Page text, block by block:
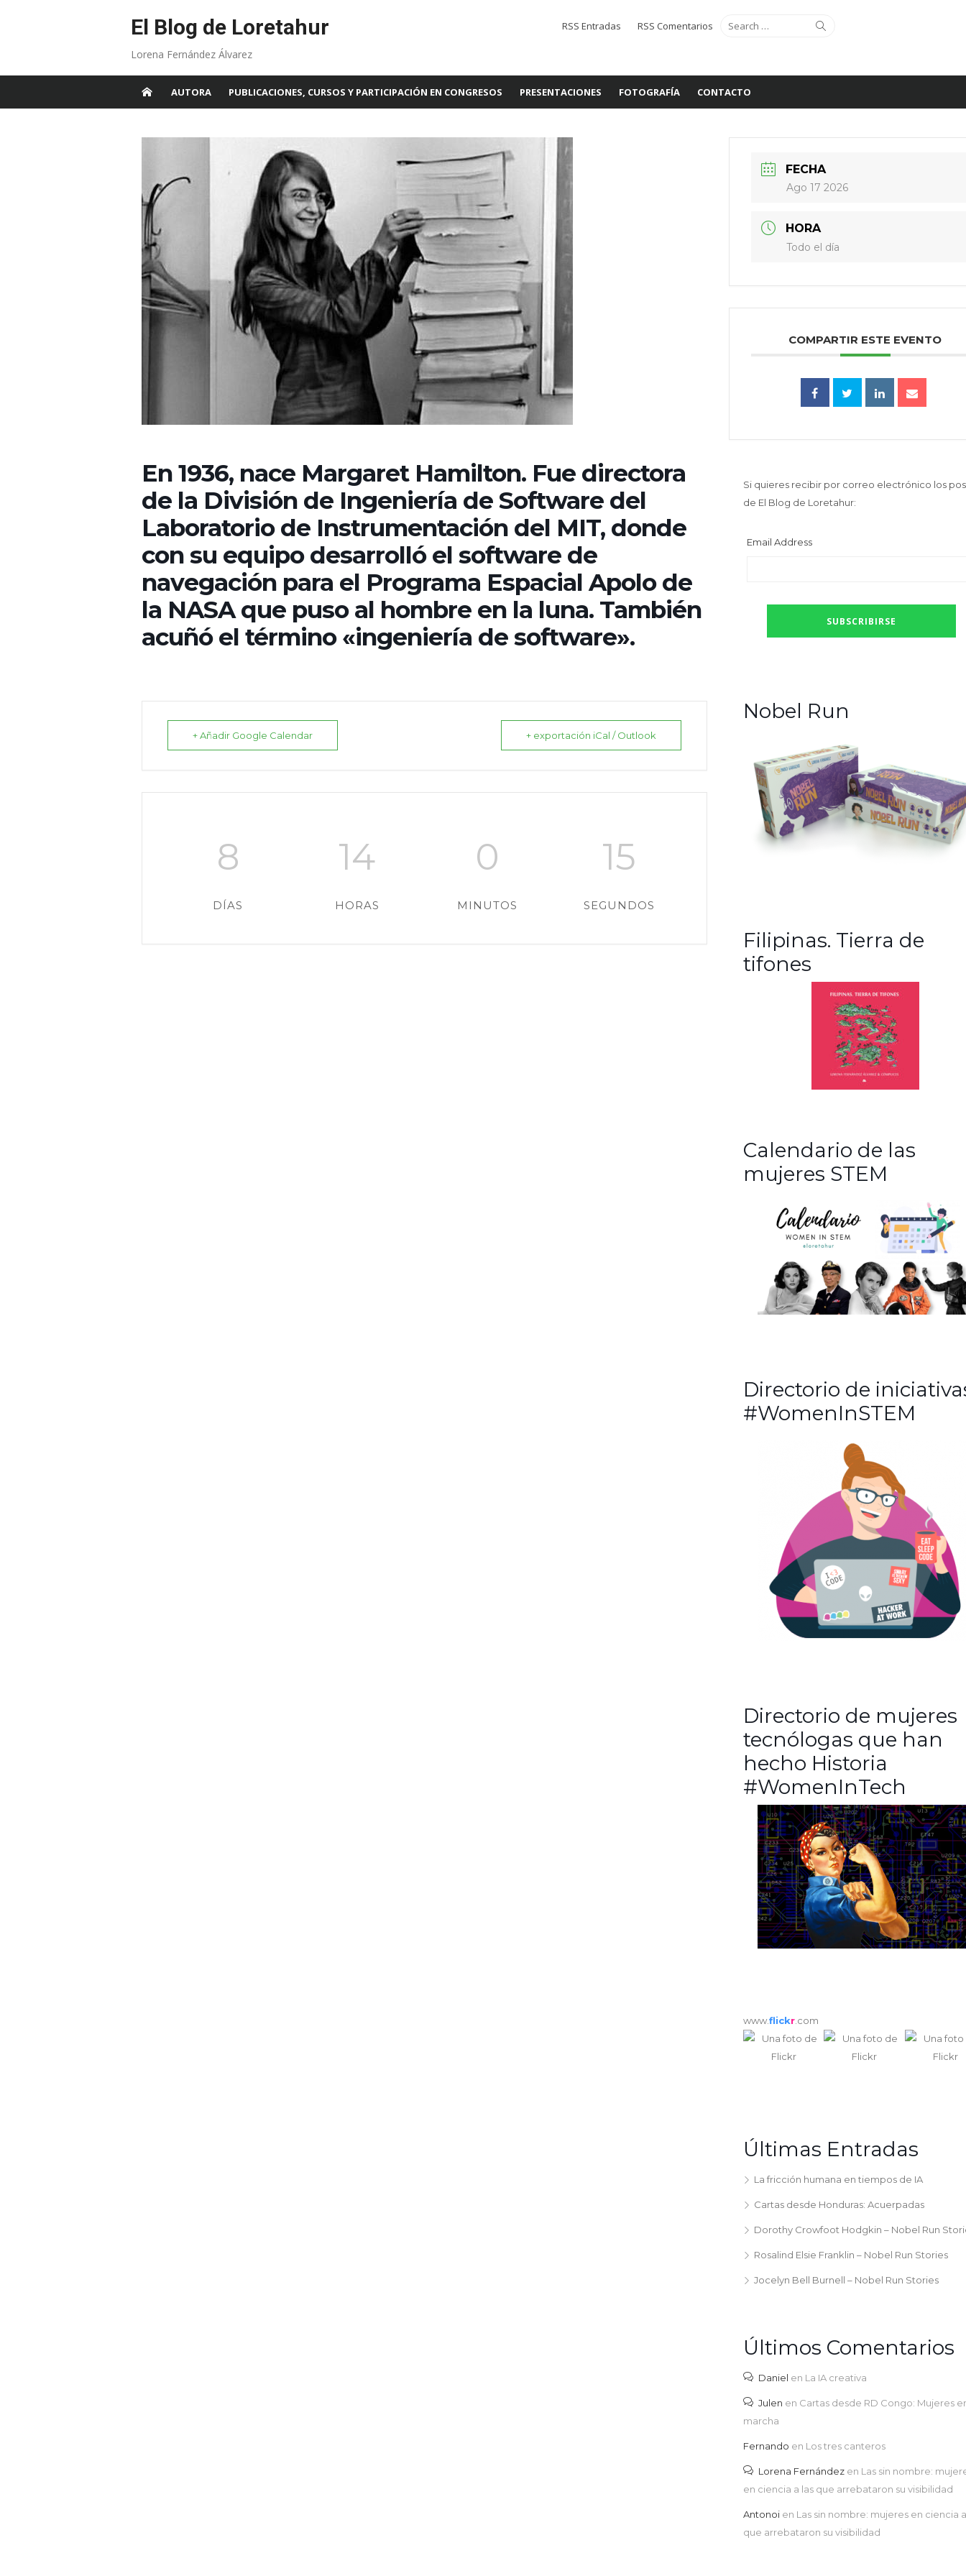
El Blog de Loretahur
Lorena Fernández Álvarez
Search
for:
RSS Entradas RSS Comentarios
AUTORA PUBLICACIONES, CURSOS Y PARTICIPACIÓN EN CONGRESOS PRESENTACIONES FOTOGRAFÍA CONTACTO
En 1936, nace Margaret Hamilton. Fue directora
de la División de Ingeniería de Software del
Laboratorio de Instrumentación del MIT, donde
con su equipo desarrolló el software de
navegación para el Programa Espacial Apolo de
la NASA que puso al hombre en la luna. También
acuñó el término «ingeniería de software».
+ Añadir Google Calendar + exportación iCal / Outlook
8
DÍAS
14
HORAS
0
MINUTOS
14
SEGUNDOS
FECHA
Ago 17 2026
HORA
Todo el día
COMPARTIR ESTE EVENTO
Si quieres recibir por correo electrónico los
de El Blog de Loretahur:
Email Address
Nobel Run
Filipinas. Tierra de
tifones
Calendario de las
mujeres STEM
Directorio de
#WomenInSTEM
Directorio de mujeres
tecnólogas que han
hecho Historia
#WomenInTech
www.flickr .com
Últimas Entradas
La fricción humana en tiempos de IA
Cartas desde Honduras: Acuerpadas
Dorothy Crowfoot Hodgkin – Nobel Run
Rosalind Elsie Franklin – Nobel Run Stories
Jocelyn Bell Burnell – Nobel Run Stories
Últimos Comentarios
Daniel en La IA creativa
Julen en Cartas desde RD Congo: Mujeres
marcha
Fernando en Los tres canteros
Lorena Fernández en Las sin nombre:
en ciencia a las que arrebataron su visibilidad
Antonoi en Las sin nombre: mujeres en ciencia
que arrebataron su visibilidad